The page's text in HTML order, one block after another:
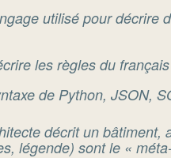
utilisé pour décrire
les règles du
de Python, JSON,
décrit un
légende) sont le «